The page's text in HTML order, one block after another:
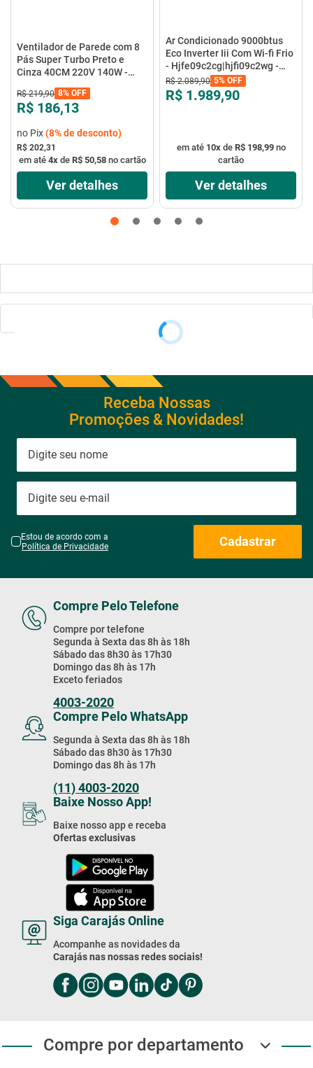
Ventilador de Parede com 8
Pás Super Turbo Preto e
Cinza 40CM 220V 140W -
R$ 219,90 8% OFF
R$ 186,13
no Pix(8%de desconto)
R$ 202,31
em até 4xde R$ 50,58no cartão
Ver detalhes
Ar Condicionado 9000btus
Eco Inverter Iii Com Wi-fi Frio
- Hjfe09c2cg|hjfi09c2wg -
Elgin
R$ 2.089,90 5% OFF
R$ 1.989,90
em até 10xde R$ 198,99no
cartão
Ver detalhes
Receba Nossas
Promoções & Novidades!
Estou de acordo com a
Política de Privacidade
Cadastrar
Compre Pelo Telefone
Compre por telefone
Segunda à Sexta das 8h às 18h
Sábado das 8h30 às 17h30
Domingo das 8h às 17h
Exceto feriados
4003-2020
Compre Pelo WhatsApp
Segunda à Sexta das 8h às 18h
Sábado das 8h30 às 17h30
Domingo das 8h às 17h
(11) 4003-2020
Baixe Nosso App!
Baixe nosso app e receba
Ofertas exclusivas
Siga Carajás Online
Acompanhe as novidades da
Carajás nas nossas redes sociais!
Compre por departamento